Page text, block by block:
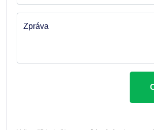
Zpráva